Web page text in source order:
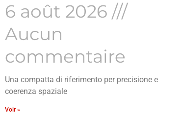
6 août 2026
Aucun
commentaire
Una compatta di riferimento per precisione e
coerenza spaziale
Voir »